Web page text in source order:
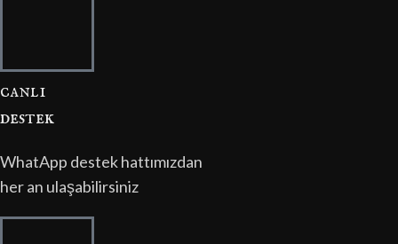
canli
destek
WhatApp destek hattımızdan
her an ulaşabilirsiniz